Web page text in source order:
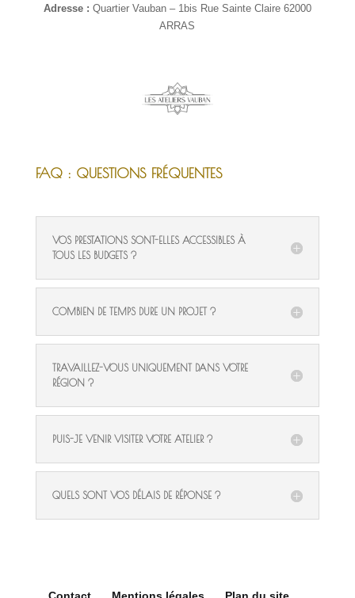
Adresse : Quartier Vauban – 1bis Rue Sainte Claire 62000
ARRAS
FAQ : QUESTIONS FRÉQUENTES
VOS PRESTATIONS SONT-ELLES ACCESSIBLES À
TOUS LES BUDGETS ?
COMBIEN DE TEMPS DURE UN PROJET ?
TRAVAILLEZ-VOUS UNIQUEMENT DANS VOTRE
RÉGION ?
PUIS-JE VENIR VISITER VOTRE ATELIER ?
QUELS SONT VOS DÉLAIS DE RÉPONSE ?